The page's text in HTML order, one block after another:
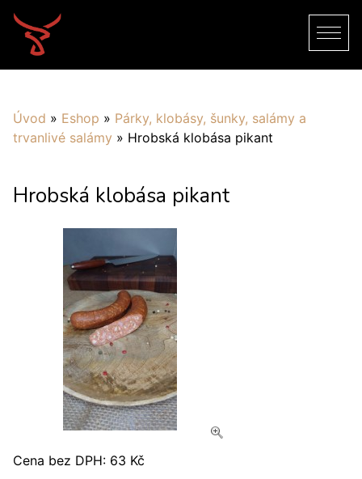
Úvod » Eshop » Párky, klobásy, šunky, salámy a
trvanlivé salámy » Hrobská klobása pikant
Hrobská klobása pikant
Cena bez DPH: 63 Kč